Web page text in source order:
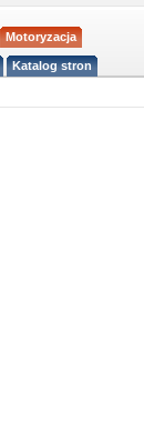
Motoryzacja
Katalog stron